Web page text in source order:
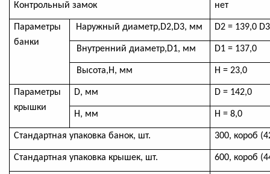
Контрольный замок нет
Параметры
банки
Наружный диаметр,D2,D3, мм D2 = 139,0 D
Внутренний диаметр,D1, мм D1 = 137,0
Высота,H, мм H = 23,0
Параметры
крышки
D, мм D = 142,0
Н, мм Н = 8,0
Стандартная упаковка банок, шт. 300, короб
Стандартная упаковка крышек, шт. 600, короб